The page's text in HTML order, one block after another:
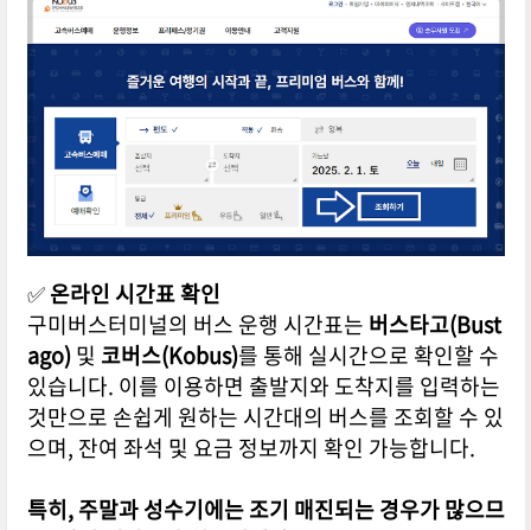
✅온라인 시간표 확인
구미버스터미널의 버스 운행 시간표는 버스타고(Bust
ago)및 코버스(Kobus)를 통해 실시간으로 확인할 수
있습니다. 이를 이용하면 출발지와 도착지를 입력하는
것만으로 손쉽게 원하는 시간대의 버스를 조회할 수 있
으며, 잔여 좌석 및 요금 정보까지 확인 가능합니다.
특히, 주말과 성수기에는 조기 매진되는 경우가 많으므